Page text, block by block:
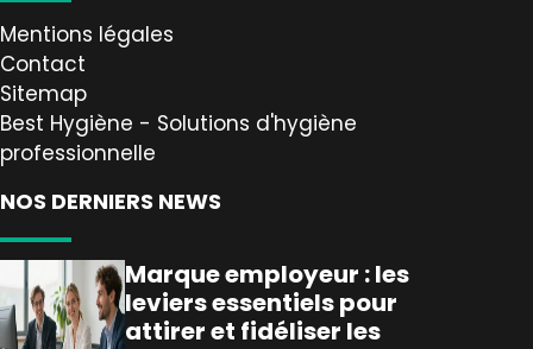
Mentions légales
Contact
Sitemap
Best Hygiène - Solutions d'hygiène
professionnelle
NOS DERNIERS NEWS
Marque employeur : les
leviers essentiels pour
attirer et fidéliser les